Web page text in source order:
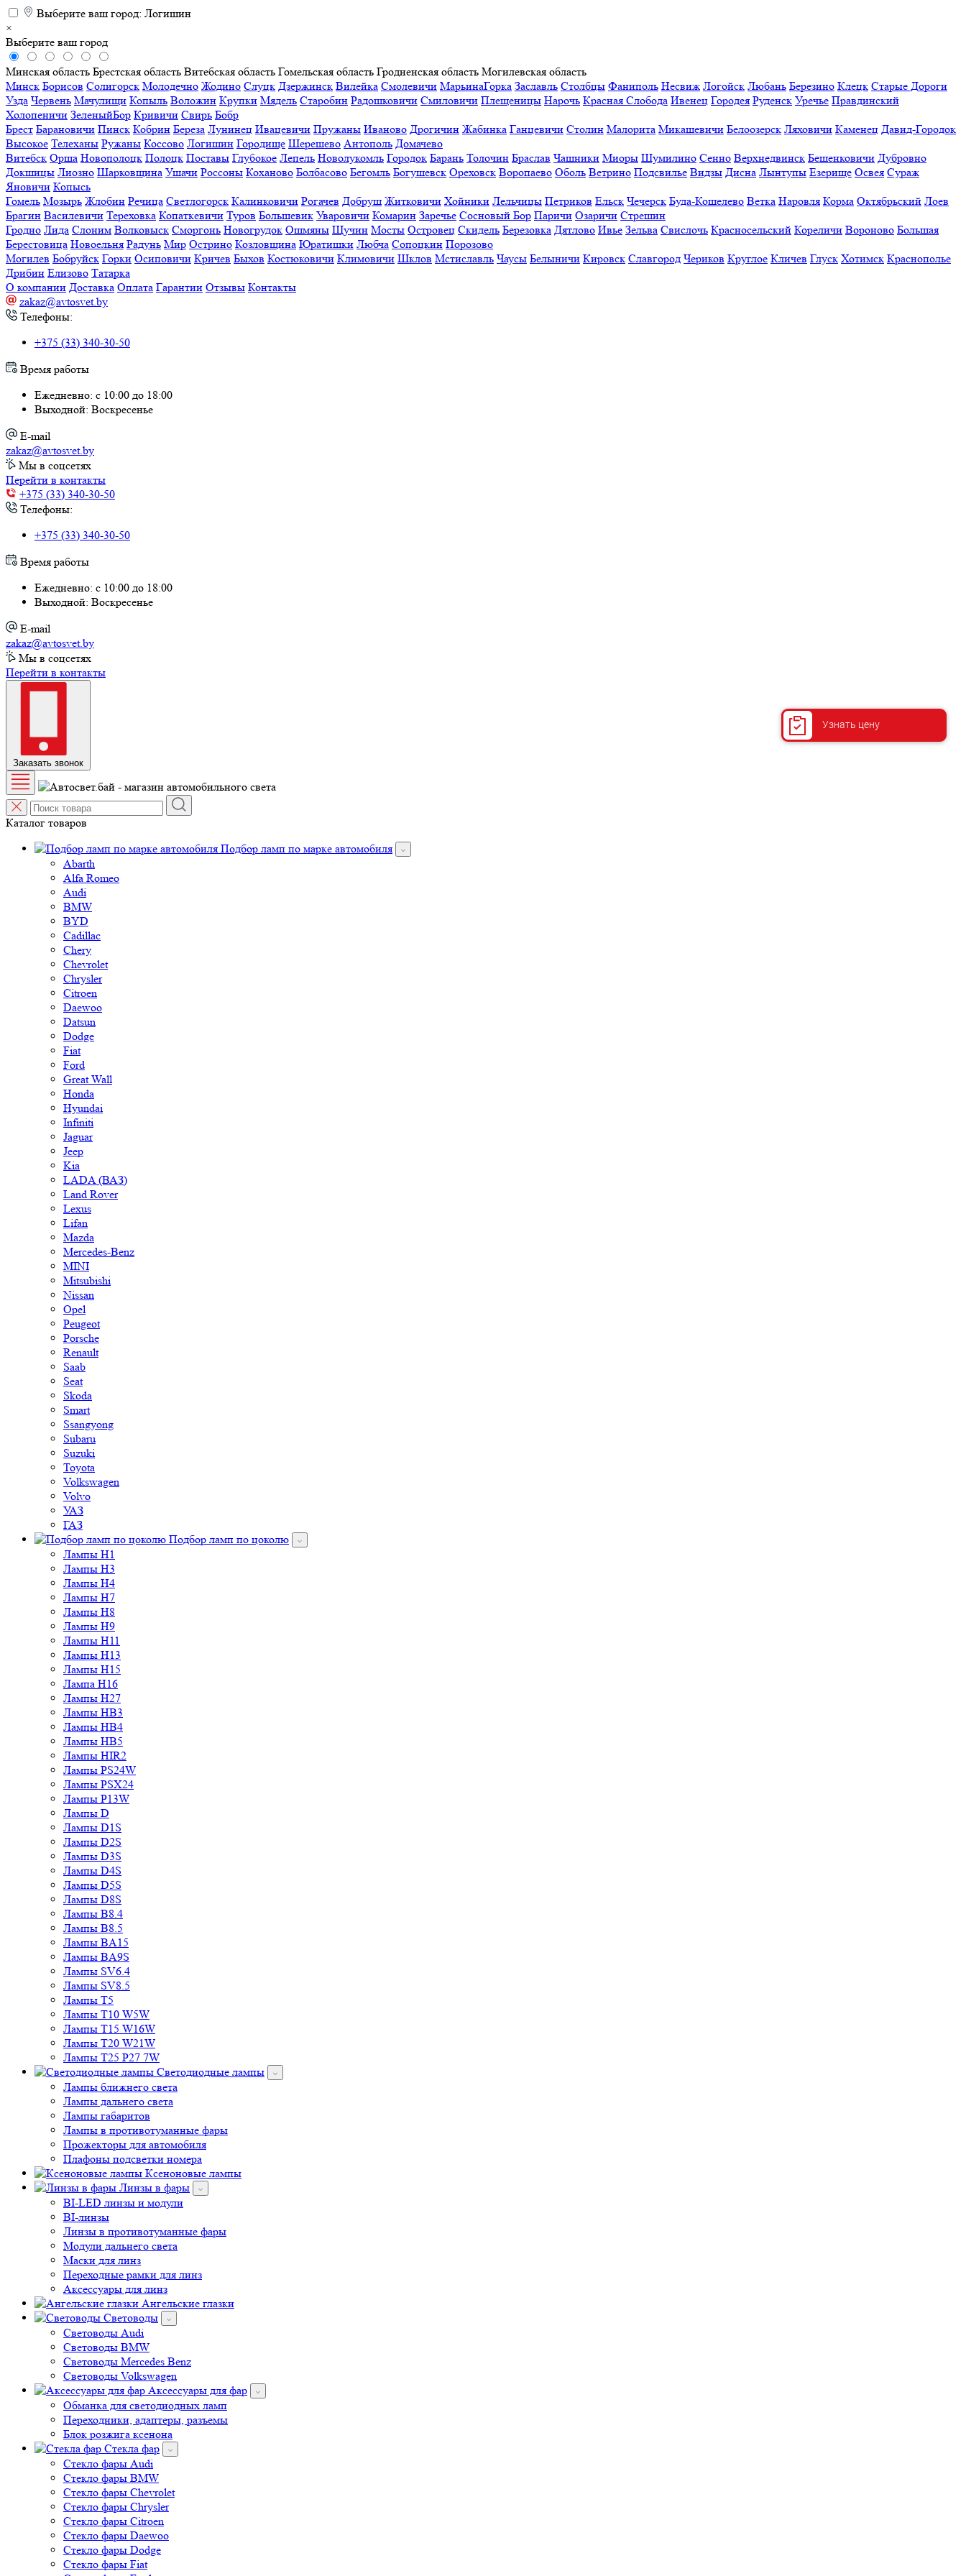
Выберите ваш город: Логишин
×
Выберите ваш город
Минская область Брестская область Витебская область Гомельская область Гродненская область Могилевская область
Минск Борисов Солигорск Молодечно Жодино Слуцк Дзержинск Вилейка Смолевичи МарьинаГорка Заславль Столбцы Фаниполь Несвиж Логойск Любань Березино Клецк Старые Дороги
Узда Червень Мачулищи Копыль Воложин Крупки Мядель Старобин Радошковичи Смиловичи Плещеницы Нарочь Красная Слобода Ивенец Городея Руденск Уречье Правдинский
Холопеничи ЗеленыйБор Кривичи Свирь Бобр
Брест Барановичи Пинск Кобрин Береза Лунинец Ивацевичи Пружаны Иваново Дрогичин Жабинка Ганцевичи Столин Малорита Микашевичи Белоозерск Ляховичи Каменец Давид-Городок
Высокое Телеханы Ружаны Коссово Логишин Городище Шерешево Антополь Домачево
Витебск Орша Новополоцк Полоцк Поставы Глубокое Лепель Новолукомль Городок Барань Толочин Браслав Чашники Миоры Шумилино Сенно Верхнедвинск Бешенковичи Дубровно
Докшицы Лиозно Шарковщина Ушачи Россоны Коханово Болбасово Бегомль Богушевск Ореховск Воропаево Оболь Ветрино Подсвилье Видзы Дисна Лынтупы Езерище Освея Сураж
Яновичи Копысь
Гомель Мозырь Жлобин Речица Светлогорск Калинковичи Рогачев Добруш Житковичи Хойники Лельчицы Петриков Ельск Чечерск Буда-Кошелево Ветка Наровля Корма Октябрьский Лоев
Брагин Василевичи Тереховка Копаткевичи Туров Большевик Уваровичи Комарин Заречье Сосновый Бор Паричи Озаричи Стрешин
Гродно Лида Слоним Волковыск Сморгонь Новогрудок Ошмяны Щучин Мосты Островец Скидель Березовка Дятлово Ивье Зельва Свислочь Красносельский Кореличи Вороново Большая
Берестовица Новоельня Радунь Мир Острино Козловщина Юратишки Любча Сопоцкин Порозово
Могилев Бобруйск Горки Осиповичи Кричев Быхов Костюковичи Климовичи Шклов Мстиславль Чаусы Белыничи Кировск Славгород Чериков Круглое Кличев Глуск Хотимск Краснополье
Дрибин Елизово Татарка
О компании Доставка Оплата Гарантии Отзывы Контакты
zakaz@avtosvet.by
Телефоны:
+375 (33) 340-30-50
Время работы
Ежедневно: с 10:00 до 18:00
Выходной: Воскресенье
E-mail
zakaz@avtosvet.by
Мы в соцсетях
Перейти в контакты
+375 (33) 340-30-50
Телефоны:
+375 (33) 340-30-50
Время работы
Ежедневно: с 10:00 до 18:00
Выходной: Воскресенье
E-mail
zakaz@avtosvet.by
Мы в соцсетях
Перейти в контакты
Заказать звонок
Каталог товаров
Подбор ламп по марке автомобиля
Abarth
Alfa Romeo
Audi
BMW
BYD
Cadillac
Chery
Chevrolet
Chrysler
Citroen
Daewoo
Datsun
Dodge
Fiat
Ford
Great Wall
Honda
Hyundai
Infiniti
Jaguar
Jeep
Kia
LADA (ВАЗ)
Land Rover
Lexus
Lifan
Mazda
Mercedes-Benz
MINI
Mitsubishi
Nissan
Opel
Peugeot
Porsche
Renault
Saab
Seat
Skoda
Smart
Ssangyong
Subaru
Suzuki
Toyota
Volkswagen
Volvo
УАЗ
ГАЗ
Подбор ламп по цоколю
Лампы H1
Лампы H3
Лампы H4
Лампы H7
Лампы H8
Лампы H9
Лампы H11
Лампы H13
Лампы H15
Лампа H16
Лампы H27
Лампы HB3
Лампы HB4
Лампы HB5
Лампы HIR2
Лампы PS24W
Лампы PSX24
Лампы P13W
Лампы D
Лампы D1S
Лампы D2S
Лампы D3S
Лампы D4S
Лампы D5S
Лампы D8S
Лампы B8.4
Лампы B8.5
Лампы BA15
Лампы BA9S
Лампы SV6.4
Лампы SV8.5
Лампы T5
Лампы T10 W5W
Лампы T15 W16W
Лампы T20 W21W
Лампы T25 P27 7W
Светодиодные лампы
Лампы ближнего света
Лампы дальнего света
Лампы габаритов
Лампы в противотуманные фары
Прожекторы для автомобиля
Плафоны подсветки номера
Ксеноновые лампы
Линзы в фары
BI-LED линзы и модули
BI-линзы
Линзы в противотуманные фары
Модули дальнего света
Маски для линз
Переходные рамки для линз
Аксессуары для линз
Ангельские глазки
Световоды
Cветоводы Audi
Cветоводы BMW
Световоды Mercedes Benz
Cветоводы Volkswagen
Аксессуары для фар
Обманка для светодиодных ламп
Переходники, адаптеры, разъемы
Блок розжига ксенона
Стекла фар
Стекло фары Audi
Стекло фары BMW
Стекло фары Chevrolet
Стекло фары Chrysler
Стекло фары Citroen
Стекло фары Daewoo
Стекло фары Dodge
Стекло фары Fiat
Узнать цену